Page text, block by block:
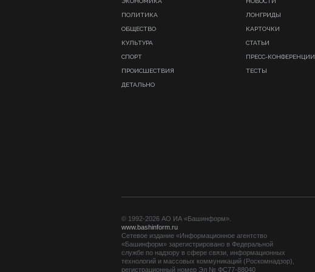
ПОЛИТИКА
ОБЩЕСТВО
КУЛЬТУРА
СПОРТ
ПРОИСШЕСТВИЯ
ДЕТАЛЬНО
ЛОНГРИДЫ
КАРТОЧКИ
СТАТЬИ
ПРЕСС-КОНФЕРЕНЦИИ
ТЕСТЫ
© 1992-2026 АО ИА «Башинформ».
www.bashinform.ru
Сетевое издание «Информационное агентство
«Башинформ» зарегистрировано в Федеральной
службе по надзору в сфере связи, информационных
технологий и массовых коммуникаций (Роскомнадзор),
регистрационный номер Эл № ФС77-88040